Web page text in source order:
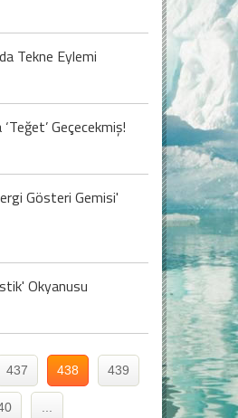
Tekne Eylemi
Geçecekmiş!
Gösteri Gemisi'
Okyanusu
437 438 439